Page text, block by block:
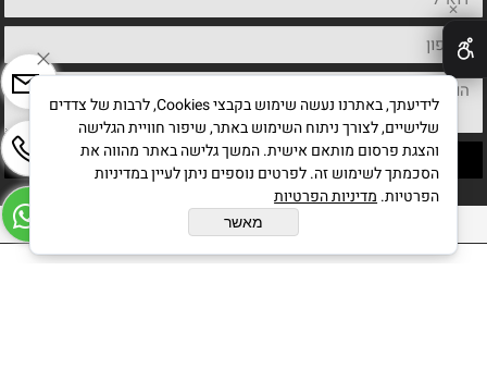
כל הזכויות שמורות לחיים מחט אמן ישראלי
✕
לידיעתך, באתרנו נעשה שימוש בקבצי Cookies, לרבות של צדדים
שלישיים, לצורך ניתוח השימוש באתר, שיפור חוויית הגלישה
והצגת פרסום מותאם אישית. המשך גלישה באתר מהווה את
הסכמתך לשימוש זה. לפרטים נוספים ניתן לעיין במדיניות
הפרטיות. מדיניות הפרטיות
מאשר